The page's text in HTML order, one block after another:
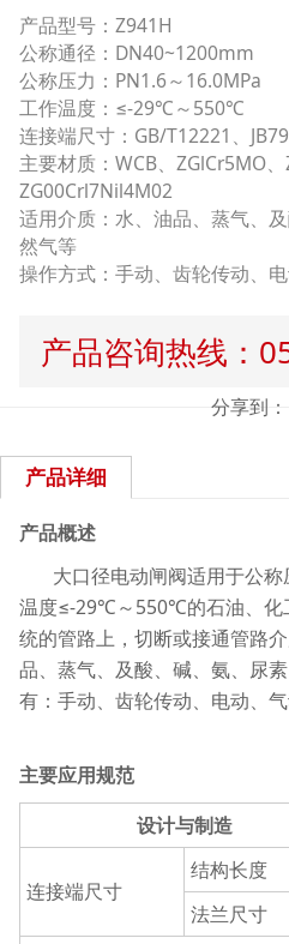
产品型号：Z941H
公称通径：DN40~1200mm
公称压力：PN1.6～16.0MPa
工作温度：≤-29℃～550℃
连接端尺寸：GB/T12221、JB79
主要材质：WCB、ZGlCr5MO、
ZG00Crl7Nil4M02
适用介质：水、油品、蒸气、
然气等
操作方式：手动、齿轮传动、
产品咨询热线：
分享到：
产品详细
产品概述
大口径电动闸阀适用于公称
温度≤-29℃～550℃的石油、化
统的管路上，切断或接通管路
品、蒸气、及酸、碱、氨、尿
有：手动、齿轮传动、电动、气
主要应用规范
设计与制造
连接端尺寸
结构长度
法兰尺寸